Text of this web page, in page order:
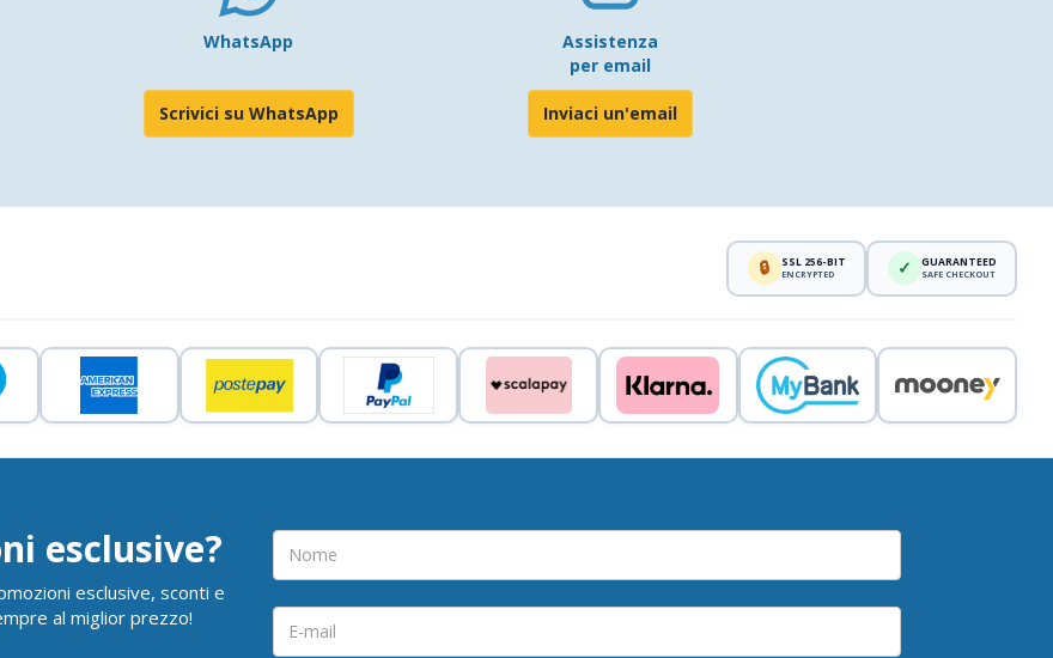
WhatsApp
Scrivici su WhatsApp
Assistenza
per email
Inviaci un'email
🔒 SSL 256-BIT
ENCRYPTED ✓ GUARANTEED
SAFE CHECKOUT
esclusive?
esclusive, sconti e
al miglior prezzo!